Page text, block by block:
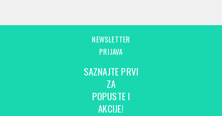
NEWSLETTER
PRIJAVA
SAZNAJTE PRVI
ZA
POPUSTE I
AKCIJE!